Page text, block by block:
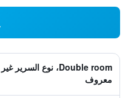
Double room، نوع السرير غير
معروف